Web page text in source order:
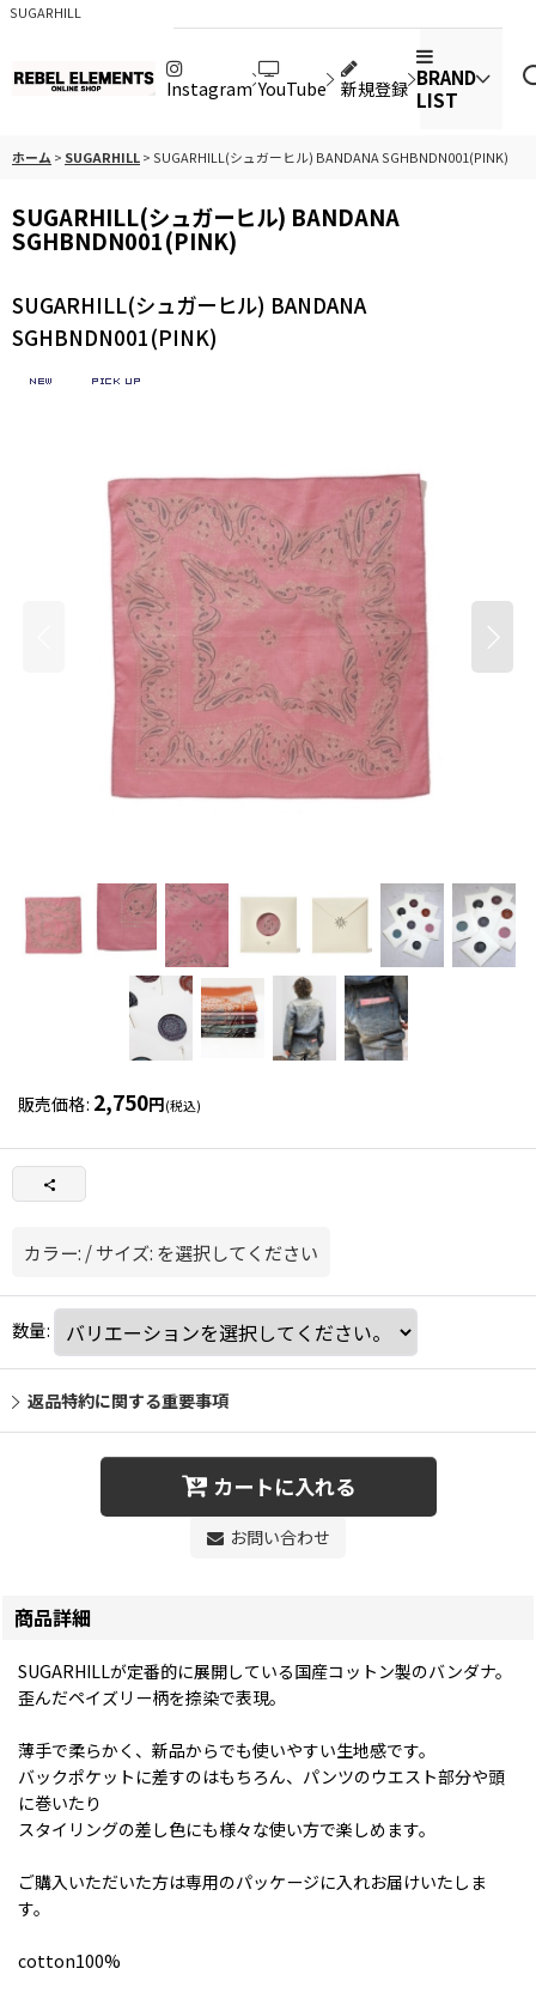
SUGARHILL
Instagram YouTube 新規登録 BRAND
LIST
ホーム > SUGARHILL> SUGARHILL(シュガーヒル) BANDANA SGHBNDN001(PINK)
SUGARHILL(シュガーヒル) BANDANA
SGHBNDN001(PINK)
SUGARHILL(シュガーヒル) BANDANA
SGHBNDN001(PINK)
販売価格: 2,750円(税込)
カラー: /サイズ: を選択してください
数量:
返品特約に関する重要事項
カートに入れる
お問い合わせ
商品詳細
SUGARHILLが定番的に展開している国産コットン製のバンダナ。
歪んだペイズリー柄を捺染で表現。
薄手で柔らかく、新品からでも使いやすい生地感です。
バックポケットに差すのはもちろん、パンツのウエスト部分や頭
に巻いたり
スタイリングの差し色にも様々な使い方で楽しめます。
ご購入いただいた方は専用のパッケージに入れお届けいたしま
す。
cotton100%